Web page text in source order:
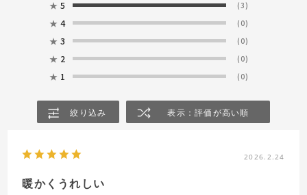
★ 5 (3)
★ 4 (0)
★ 3 (0)
★ 2 (0)
★ 1 (0)
絞り込み 表示：評価が高い順
2026.2.24
暖かくうれしい